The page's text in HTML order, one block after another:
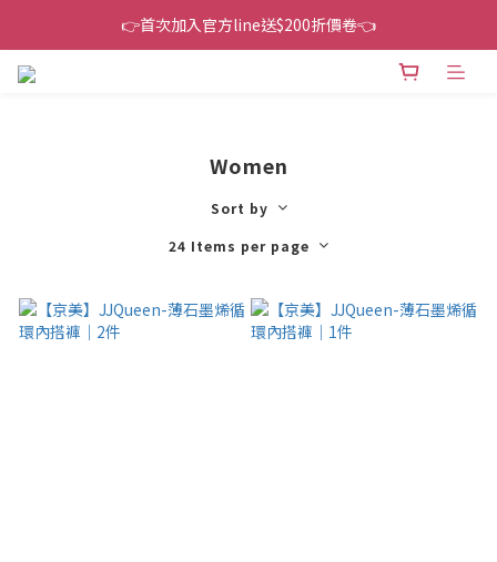
👉首次加入官方line送$200折價卷👈
👉首次加入官方line送$200折價卷👈
Women
Sort by
24 Items per page